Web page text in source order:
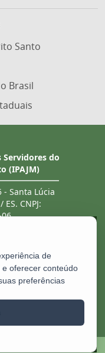
Santo
Brasil
do
(IPAJM)
- Santa Lúcia
CNPJ:
agendado.
de
oferecer conteúdo
preferências